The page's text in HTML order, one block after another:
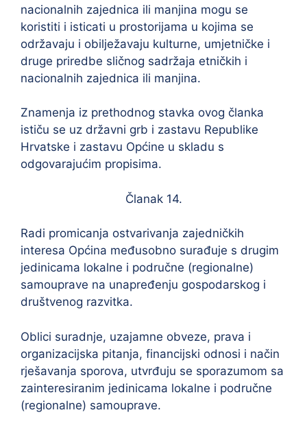
nacionalnih zajednica ili manjina mogu se
koristiti i isticati u prostorijama u kojima se
održavaju i obilježavaju kulturne, umjetničke i
druge priredbe sličnog sadržaja etničkih i
nacionalnih zajednica ili manjina.
Znamenja iz prethodnog stavka ovog članka
ističu se uz državni grb i zastavu Republike
Hrvatske i zastavu Općine u skladu s
odgovarajućim propisima.
Članak 14.
Radi promicanja ostvarivanja zajedničkih
interesa Općina međusobno surađuje s drugim
jedinicama lokalne i područne (regionalne)
samouprave na unapređenju gospodarskog i
društvenog razvitka.
Oblici suradnje, uzajamne obveze, prava i
organizacijska pitanja, financijski odnosi i način
rješavanja sporova, utvrđuju se sporazumom sa
zainteresiranim jedinicama lokalne i područne
(regionalne) samouprave.